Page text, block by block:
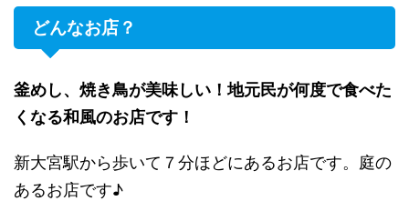
どんなお店？
釜めし、焼き鳥が美味しい！地元民が何度で食べた
くなる和風のお店です！
新大宮駅から歩いて７分ほどにあるお店です。庭の
あるお店です♪